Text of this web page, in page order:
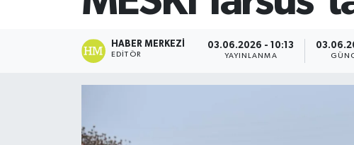
HABER MERKEZI
EDITÖR
03.06.2026 - 10:13
YAYINLANMA